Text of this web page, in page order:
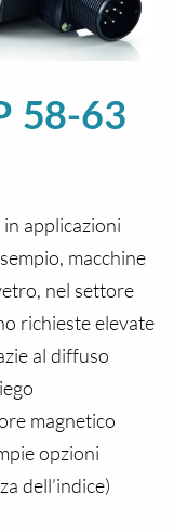
58-63
applicazioni
macchine
nel settore
richieste elevate
al diffuso
magnetico
opzioni
dell’indice)